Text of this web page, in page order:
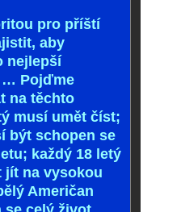
pro příští
aby
nejlepší
… Pojďme
na těchto
musí umět číst;
být schopen se
každý 18 letý
jít na vysokou
Američan